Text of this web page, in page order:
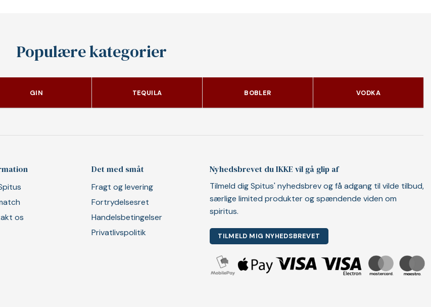
Populære kategorier
GIN TEQUILA BOBLER VODKA
os
Det med småt
Fragt og levering
Fortrydelsesret
Handelsbetingelser
Privatlivspolitik
Nyhedsbrevet du IKKE vil gå glip af
Tilmeld dig Spitus' nyhedsbrev og få adgang til vilde tilbud,
særlige limited produkter og spændende viden om
spiritus.
TILMELD MIG NYHEDSBREVET